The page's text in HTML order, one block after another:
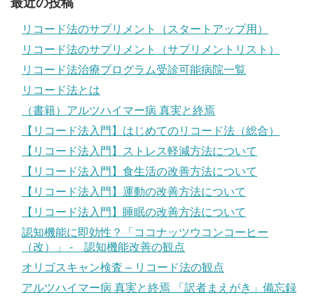
最近の投稿
リコード法のサプリメント（スタートアップ用）
リコード法のサプリメント（サプリメントリスト）
リコード法治療プログラム受診可能病院一覧
リコード法とは
（書籍）アルツハイマー病 真実と終焉
【リコード法入門】はじめてのリコード法（総合）
【リコード法入門】ストレス軽減方法について
【リコード法入門】食生活の改善方法について
【リコード法入門】運動の改善方法について
【リコード法入門】睡眠の改善方法について
認知機能に即効性？「ココナッツウコンコーヒー
（改）」 - 認知機能改善の観点
オリゴスキャン検査 – リコード法の観点
アルツハイマー病 真実と終焉 「訳者まえがき」備忘録